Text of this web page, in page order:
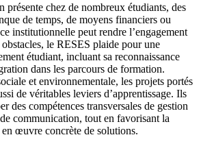
présente chez de nombreux étudiants, des
de temps, de moyens financiers ou
institutionnelle peut rendre l’engagement
le RESES plaide pour une
étudiant, incluant sa reconnaissance
dans les parcours de formation.
et environnementale, les projets portés
de véritables leviers d’apprentissage. Ils
des compétences transversales de gestion
communication, tout en favorisant la
œuvre concrète de solutions.